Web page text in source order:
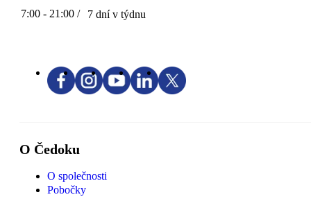
7:00 - 21:00 / 7 dní v týdnu
O Čedoku
O společnosti
Pobočky